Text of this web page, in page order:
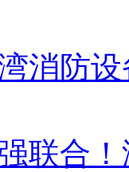
消防
联合